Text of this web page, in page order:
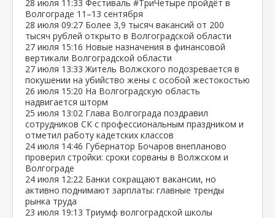
28 июля 11:33 Фестиваль #ТриЧетыре пройдёт в
Волгограде 11–13 сентября
28 июля 09:27 Более 3,9 тысяч вакансий от 200
тысяч рублей открыто в Волгоградской области
27 июля 15:16 Новые назначения в финансовой
вертикали Волгоградской области
27 июля 13:33 Житель Волжского подозревается в
покушении на убийство жены с особой жестокостью
26 июля 15:20 На Волгоградскую область
надвигается шторм
25 июля 13:02 Глава Волгограда поздравил
сотрудников СК с профессиональным праздником и
отметил работу кадетских классов
24 июля 14:46 Губернатор Бочаров внепланово
проверил стройки: сроки сорваны в Волжском и
Волгограде
24 июля 12:22 Банки сокращают вакансии, но
активно поднимают зарплаты: главные тренды
рынка труда
23 июля 19:13 Триумф волгоградской школы